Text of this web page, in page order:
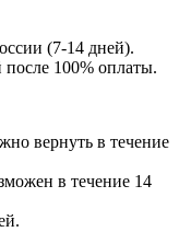
(7-14 дней).
100% оплаты.
вернуть в течение
в течение 14